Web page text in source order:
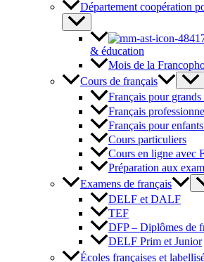
Département coopération
& éducation
Mois de la
Cours de français
Français pour grands
Français
Français pour
Cours particuliers
Cours en ligne avec
Préparation aux
Examens de français
DELF et DALF
TEF
DFP – Diplômes de
DELF Prim et Junior
Écoles françaises et